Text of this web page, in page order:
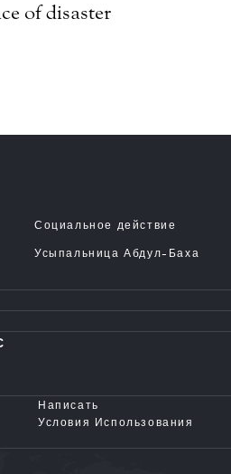
of disaster
Социальное действие
Усыпальница Абдул-Баха
Написать
Условия Использования